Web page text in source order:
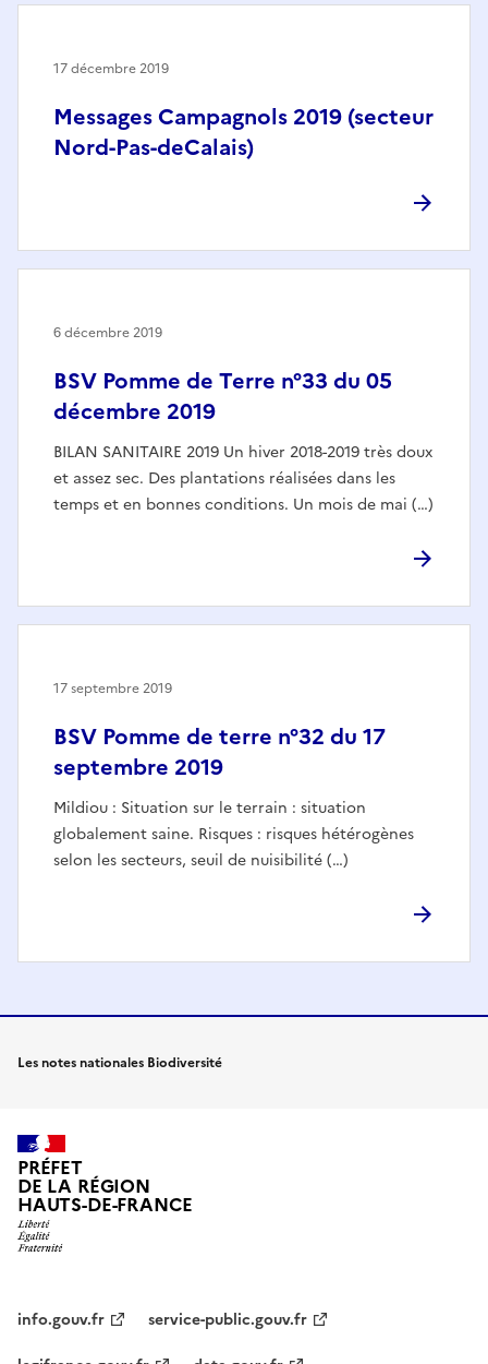
Messages Campagnols 2019 (secteur
Nord-Pas-deCalais)
17 décembre 2019
BSV Pomme de Terre n°33 du 05
décembre 2019
BILAN SANITAIRE 2019 Un hiver 2018-2019 très doux
et assez sec. Des plantations réalisées dans les
temps et en bonnes conditions. Un mois de mai (…)
6 décembre 2019
BSV Pomme de terre n°32 du 17
septembre 2019
Mildiou : Situation sur le terrain : situation
globalement saine. Risques : risques hétérogènes
selon les secteurs, seuil de nuisibilité (…)
17 septembre 2019
Les notes nationales Biodiversité
PRÉFET
DE LA RÉGION
HAUTS-DE-FRANCE
info.gouv.fr
service-public.gouv.fr